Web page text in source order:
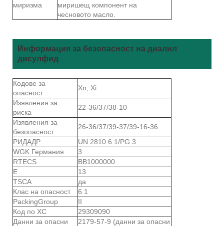
миризма
миришещ компонент на
чесновото масло.
Информация за безопасност на диалил
дисулфид
Кодове за
опасност
Xn, Xi
Изявления за
риска
22-36/37/38-10
Изявления за
безопасност
26-36/37/39-37/39-16-36
РИДАДР
UN 2810 6.1/PG 3
WGK Германия
3
RTECS
BB1000000
Е
13
TSCA
да
Клас на опасност
6.1
PackingGroup
II
Код по ХС
29309090
Данни за опасни
2179-57-9 (данни за опасни